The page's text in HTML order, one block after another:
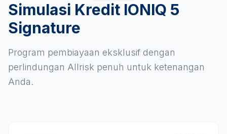
Simulasi Kredit IONIQ 5
Signature
Program pembiayaan eksklusif dengan
perlindungan Allrisk penuh untuk ketenangan
Anda.